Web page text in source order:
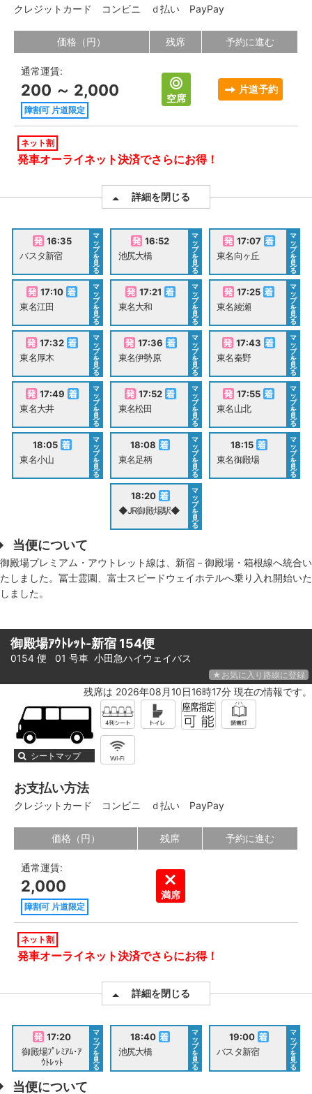
クレジットカード コンビニ ｄ払い PayPay
価格（円） 残席 予約に進む
通常運賃:
200 ～ 2,000
障割可 片道限定
空席
片道予約
ネット割
発車オーライネット決済でさらにお得！
詳細を閉じる
16:35
バスタ新宿
マ
ッ
プ
を
見
る
16:52
池尻大橋
マ
ッ
プ
を
見
る
17:07
東名向ヶ丘
マ
ッ
プ
を
見
る
17:10
東名江田
マ
ッ
プ
を
見
る
17:21
東名大和
マ
ッ
プ
を
見
る
17:25
東名綾瀬
マ
ッ
プ
を
見
る
17:32
東名厚木
マ
ッ
プ
を
見
る
17:36
東名伊勢原
マ
ッ
プ
を
見
る
17:43
東名秦野
マ
ッ
プ
を
見
る
17:49
東名大井
マ
ッ
プ
を
見
る
17:52
東名松田
マ
ッ
プ
を
見
る
17:55
東名山北
マ
ッ
プ
を
見
る
18:05
東名小山
マ
ッ
プ
を
見
る
18:08
東名足柄
マ
ッ
プ
を
見
る
18:15
東名御殿場
マ
ッ
プ
を
見
る
18:20
◆JR御殿場駅◆
マ
ッ
プ
を
見
る
当便について
御殿場プレミアム・アウトレット線は、新宿－御殿場・箱根線へ統合い
たしました。冨士霊園、富士スピードウェイホテルへ乗り入れ開始いた
しました。
御殿場ｱｳﾄﾚｯﾄ-新宿 154便
0154 便 01 号車 小田急ハイウェイバス
★お気に入り路線に登録
残席は 2026年08月10日16時17分 現在の情報です。
シートマップ
お支払い方法
クレジットカード コンビニ ｄ払い PayPay
価格（円） 残席 予約に進む
通常運賃:
2,000
障割可 片道限定
満席
ネット割
発車オーライネット決済でさらにお得！
詳細を閉じる
17:20
御殿場ﾌﾟﾚﾐｱﾑ･ｱ
ｳﾄﾚｯﾄ
マ
ッ
プ
を
見
る
18:40
池尻大橋
マ
ッ
プ
を
見
る
19:00
バスタ新宿
マ
ッ
プ
を
見
る
当便について